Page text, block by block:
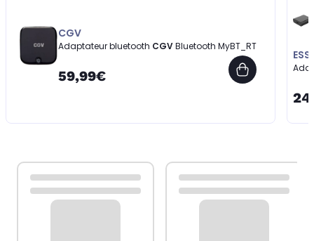
CGV
Adaptateur bluetooth CGVBluetooth MyBT_RT
59,99€